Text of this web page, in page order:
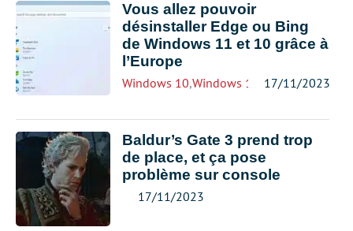
Vous allez pouvoir
désinstaller Edge ou Bing
de Windows 11 et 10 grâce à
l’Europe
Windows 10,Windows 11 17/11/2023
Baldur’s Gate 3 prend trop
de place, et ça pose
problème sur console
17/11/2023